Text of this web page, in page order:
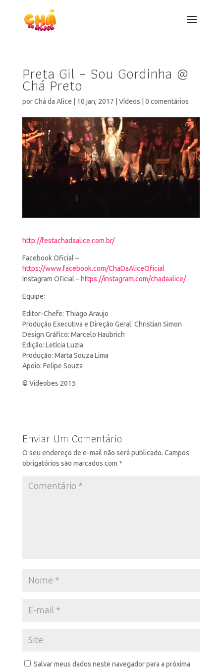
Preta Gil – Sou Gordinha @
Chá Preto
porChá da Alice 10 jan, 2017 Vídeos 0 comentários
http://festachadaalice.com.br/
Facebook Oficial –
https://www.facebook.com/ChaDaAliceOficial
Instagram Oficial – https://instagram.com/chadaalice/
Equipe:
Editor-Chefe: Thiago Araujo
Produção Executiva e Direção Geral: Christian Simon
Design Gráfico: Marcelo Haubrich
Edição: Letícia Luzia
Produção: Marta Souza Lima
Apoio: Felipe Souza
© Videobes 2015
Enviar Um Comentário
O seu endereço de e-mail não será publicado. Campos
obrigatórios são marcados com *
Salvar meus dados neste navegador para a próxima